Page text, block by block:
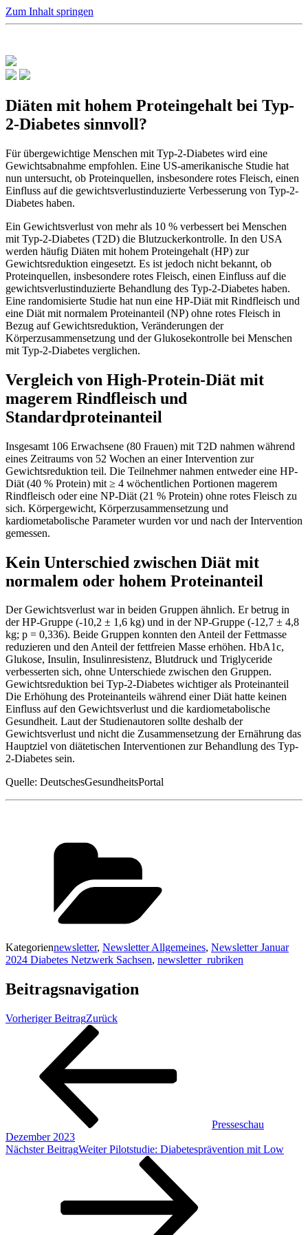
Zum Inhalt springen
Diäten mit hohem Proteingehalt bei Typ-
2-Diabetes sinnvoll?
Für übergewichtige Menschen mit Typ-2-Diabetes wird eine
Gewichtsabnahme empfohlen. Eine US-amerikanische Studie hat
nun untersucht, ob Proteinquellen, insbesondere rotes Fleisch, einen
Einfluss auf die gewichtsverlustinduzierte Verbesserung von Typ-2-
Diabetes haben.
Ein Gewichtsverlust von mehr als 10 % verbessert bei Menschen
mit Typ-2-Diabetes (T2D) die Blutzuckerkontrolle. In den USA
werden häufig Diäten mit hohem Proteingehalt (HP) zur
Gewichtsreduktion eingesetzt. Es ist jedoch nicht bekannt, ob
Proteinquellen, insbesondere rotes Fleisch, einen Einfluss auf die
gewichtsverlustinduzierte Behandlung des Typ-2-Diabetes haben.
Eine randomisierte Studie hat nun eine HP-Diät mit Rindfleisch und
eine Diät mit normalem Proteinanteil (NP) ohne rotes Fleisch in
Bezug auf Gewichtsreduktion, Veränderungen der
Körperzusammensetzung und der Glukosekontrolle bei Menschen
mit Typ-2-Diabetes verglichen.
Vergleich von High-Protein-Diät mit
magerem Rindfleisch und
Standardproteinanteil
Insgesamt 106 Erwachsene (80 Frauen) mit T2D nahmen während
eines Zeitraums von 52 Wochen an einer Intervention zur
Gewichtsreduktion teil. Die Teilnehmer nahmen entweder eine HP-
Diät (40 % Protein) mit ≥ 4 wöchentlichen Portionen magerem
Rindfleisch oder eine NP-Diät (21 % Protein) ohne rotes Fleisch zu
sich. Körpergewicht, Körperzusammensetzung und
kardiometabolische Parameter wurden vor und nach der Intervention
gemessen.
Kein Unterschied zwischen Diät mit
normalem oder hohem Proteinanteil
Der Gewichtsverlust war in beiden Gruppen ähnlich. Er betrug in
der HP-Gruppe (-10,2 ± 1,6 kg) und in der NP-Gruppe (-12,7 ± 4,8
kg; p = 0,336). Beide Gruppen konnten den Anteil der Fettmasse
reduzieren und den Anteil der fettfreien Masse erhöhen. HbA1c,
Glukose, Insulin, Insulinresistenz, Blutdruck und Triglyceride
verbesserten sich, ohne Unterschiede zwischen den Gruppen.
Gewichtsreduktion bei Typ-2-Diabetes wichtiger als Proteinanteil
Die Erhöhung des Proteinanteils während einer Diät hatte keinen
Einfluss auf den Gewichtsverlust und die kardiometabolische
Gesundheit. Laut der Studienautoren sollte deshalb der
Gewichtsverlust und nicht die Zusammensetzung der Ernährung das
Hauptziel von diätetischen Interventionen zur Behandlung des Typ-
2-Diabetes sein.
Quelle: DeutschesGesundheitsPortal
Kategoriennewsletter, Newsletter Allgemeines, Newsletter Januar
2024 Diabetes Netzwerk Sachsen, newsletter_rubriken
Beitragsnavigation
Vorheriger BeitragZurück
Presseschau
Dezember 2023
Nächster BeitragWeiter Pilotstudie: Diabetesprävention mit Low